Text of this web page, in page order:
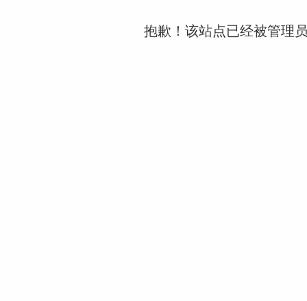
抱歉！该站点已经被管理